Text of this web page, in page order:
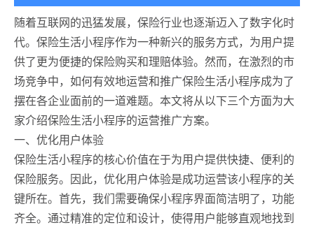
随着互联网的迅猛发展，保险行业也逐渐迈入了数字化时
代。保险生活小程序作为一种新兴的服务方式，为用户提
供了更为便捷的保险购买和理赔体验。然而，在激烈的市
场竞争中，如何有效地运营和推广保险生活小程序成为了
摆在各企业面前的一道难题。本文将从以下三个方面为大
家介绍保险生活小程序的运营推广方案。
一、优化用户体验
保险生活小程序的核心价值在于为用户提供快捷、便利的
保险服务。因此，优化用户体验是成功运营该小程序的关
键所在。首先，我们需要确保小程序界面简洁明了，功能
齐全。通过精准的定位和设计，使得用户能够直观地找到